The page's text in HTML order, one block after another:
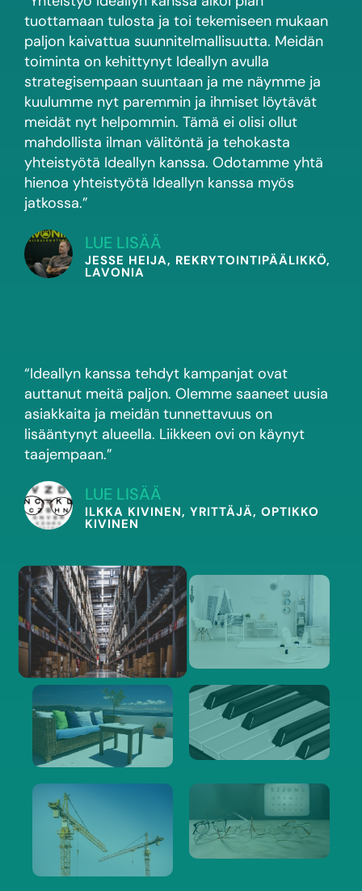
tuottamaan tulosta ja toi tekemiseen mukaan
paljon kaivattua suunnitelmallisuutta. Meidän
toiminta on kehittynyt Ideallyn avulla
strategisempaan suuntaan ja me näymme ja
kuulumme nyt paremmin ja ihmiset löytävät
meidät nyt helpommin. Tämä ei olisi ollut
mahdollista ilman välitöntä ja tehokasta
yhteistyötä Ideallyn kanssa. Odotamme yhtä
hienoa yhteistyötä Ideallyn kanssa myös
jatkossa.”
LUE LISÄÄ
JESSE HEIJA, REKRYTOINTIPÄÄLIKKÖ,
LAVONIA
“Ideallyn kanssa tehdyt kampanjat ovat
auttanut meitä paljon. Olemme saaneet uusia
asiakkaita ja meidän tunnettavuus on
lisääntynyt alueella. Liikkeen ovi on käynyt
taajempaan.”
LUE LISÄÄ
ILKKA KIVINEN, YRITTÄJÄ, OPTIKKO
KIVINEN